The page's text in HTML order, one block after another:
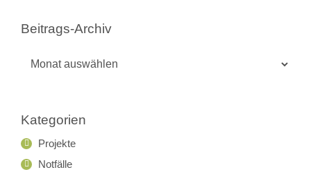
Beitrags-Archiv
Kategorien
Projekte
Notfälle